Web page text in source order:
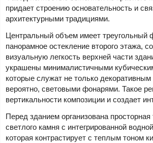
придает строению основательность и
архитектурными традициями.
Центральный объем имеет треугольный
панорамное остекление второго этажа,
визуальную легкость верхней части
украшены минималистичными
которые служат не только
вероятно, световыми фонарями. Такое
вертикальности композиции и создает
Перед зданием организована просторная
светлого камня с интегрированной
которая контрастирует с теплым тоном